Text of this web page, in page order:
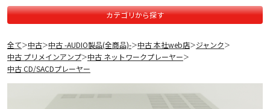
カテゴリから探す
全て＞中古＞中古 -AUDIO製品(全商品)-＞中古 本社web店＞ジャンク＞
中古 プリメインアンプ＞中古 ネットワークプレーヤー＞
中古 CD/SACDプレーヤー